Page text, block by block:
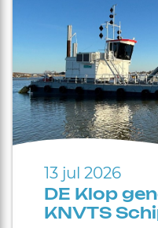
13 jul 2026
DE Klop
KNVTS